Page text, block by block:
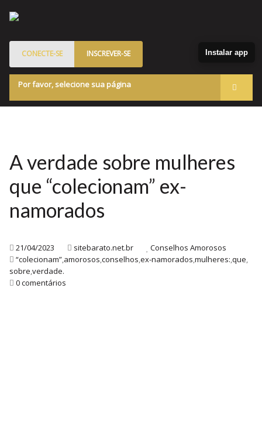
CONECTE-SE INSCREVER-SE
Por favor, selecione sua página
Programa de Patrocinados
Marketplace
Blog
A verdade sobre mulheres
que “colecionam” ex-
namorados
21/04/2023 sitebarato.net.br
Conselhos Amorosos
“colecionam”,amorosos,conselhos,ex-namorados,mulheres:,que,
sobre,verdade.
0 comentários
Instalar app